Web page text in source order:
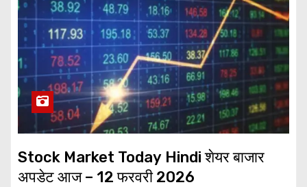
Stock Market Today Hindi शेयर बाजार
अपडेट आज – 12 फरवरी 2026